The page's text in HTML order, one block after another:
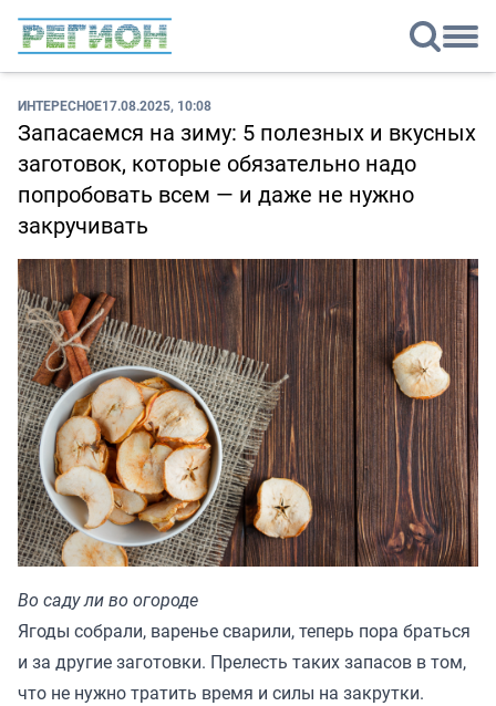
ИНТЕРЕСНОЕ17.08.2025, 10:08
Запасаемся на зиму: 5 полезных и вкусных
заготовок, которые обязательно надо
попробовать всем — и даже не нужно
закручивать
Во саду ли во огороде
Ягоды собрали, варенье сварили, теперь пора браться
и за другие заготовки. Прелесть таких запасов в том,
что не нужно тратить время и силы на закрутки.